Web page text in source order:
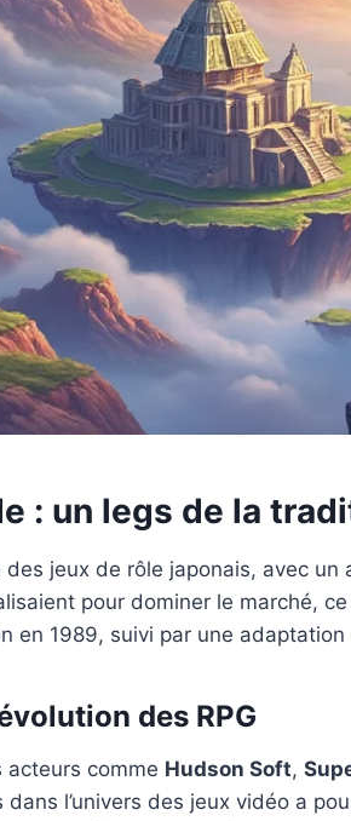
: un legs de la
jeux de rôle japonais, avec
pour dominer le marché,
en 1989, suivi par une adaptation
des RPG
acteurs comme Hudson Soft,
l’univers des jeux vidéo a